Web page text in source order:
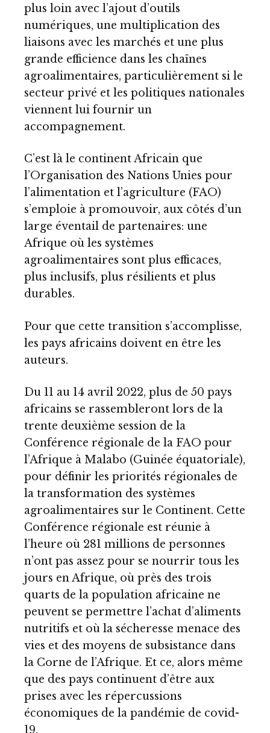
plus loin avec l’ajout d’outils
numériques, une multiplication des
liaisons avec les marchés et une plus
grande efficience dans les chaînes
agroalimentaires, particulièrement si le
secteur privé et les politiques nationales
viennent lui fournir un
accompagnement.
C’est là le continent Africain que
l’Organisation des Nations Unies pour
l’alimentation et l’agriculture (FAO)
s’emploie à promouvoir, aux côtés d’un
large éventail de partenaires: une
Afrique où les systèmes
agroalimentaires sont plus efficaces,
plus inclusifs, plus résilients et plus
durables.
Pour que cette transition s’accomplisse,
les pays africains doivent en être les
auteurs.
Du 11 au 14 avril 2022, plus de 50 pays
africains se rassembleront lors de la
trente deuxième session de la
Conférence régionale de la FAO pour
l’Afrique à Malabo (Guinée équatoriale),
pour définir les priorités régionales de
la transformation des systèmes
agroalimentaires sur le Continent. Cette
Conférence régionale est réunie à
l’heure où 281 millions de personnes
n’ont pas assez pour se nourrir tous les
jours en Afrique, où près des trois
quarts de la population africaine ne
peuvent se permettre l’achat d’aliments
nutritifs et où la sécheresse menace des
vies et des moyens de subsistance dans
la Corne de l’Afrique. Et ce, alors même
que des pays continuent d’être aux
prises avec les répercussions
économiques de la pandémie de covid-
19.